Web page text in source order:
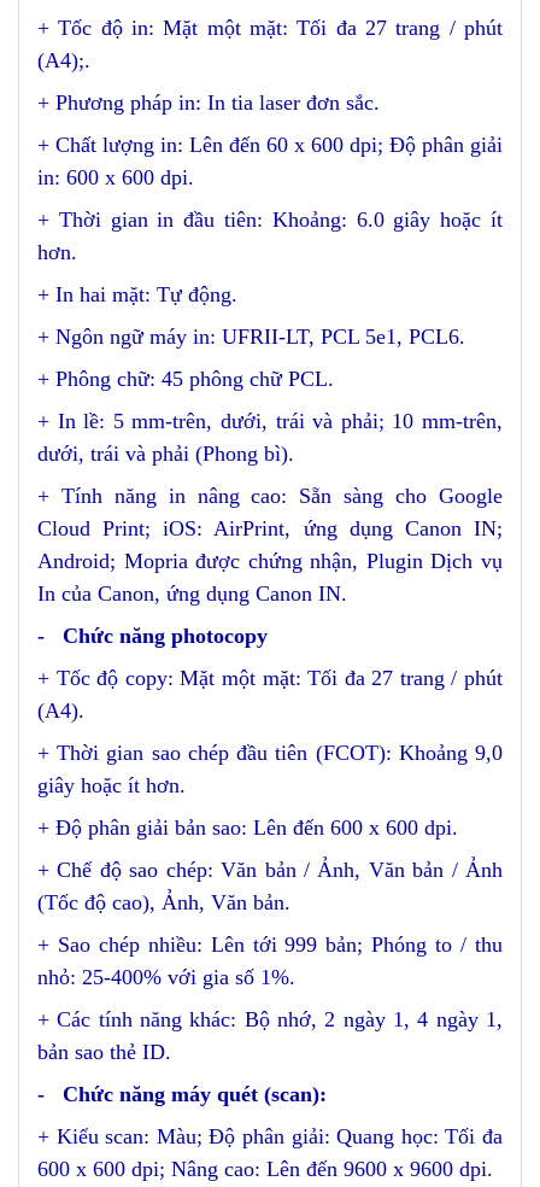
+ Tốc độ in: Mặt một mặt: Tối đa 27 trang / phút
(A4);.
+ Phương pháp in: In tia laser đơn sắc.
+ Chất lượng in: Lên đến 60 x 600 dpi; Độ phân giải
in: 600 x 600 dpi.
+ Thời gian in đầu tiên: Khoảng: 6.0 giây hoặc ít
hơn.
+ In hai mặt: Tự động.
+ Ngôn ngữ máy in: UFRII-LT, PCL 5e1, PCL6.
+ Phông chữ: 45 phông chữ PCL.
+ In lề: 5 mm-trên, dưới, trái và phải; 10 mm-trên,
dưới, trái và phải (Phong bì).
+ Tính năng in nâng cao: Sẵn sàng cho Google
Cloud Print; iOS: AirPrint, ứng dụng Canon IN;
Android; Mopria được chứng nhận, Plugin Dịch vụ
In của Canon, ứng dụng Canon IN.
- Chức năng photocopy
+ Tốc độ copy: Mặt một mặt: Tối đa 27 trang / phút
(A4).
+ Thời gian sao chép đầu tiên (FCOT): Khoảng 9,0
giây hoặc ít hơn.
+ Độ phân giải bản sao: Lên đến 600 x 600 dpi.
+ Chế độ sao chép: Văn bản / Ảnh, Văn bản / Ảnh
(Tốc độ cao), Ảnh, Văn bản.
+ Sao chép nhiều: Lên tới 999 bản; Phóng to / thu
nhỏ: 25-400% với gia số 1%.
+ Các tính năng khác: Bộ nhớ, 2 ngày 1, 4 ngày 1,
bản sao thẻ ID.
- Chức năng máy quét (scan):
+ Kiểu scan: Màu; Độ phân giải: Quang học: Tối đa
600 x 600 dpi; Nâng cao: Lên đến 9600 x 9600 dpi.